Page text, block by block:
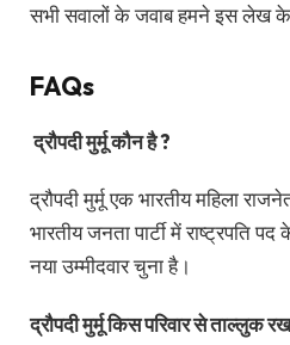
सभी सवालों के जवाब हमने इस लेख
FAQs
द्रौपदी मुर्मू कौन है ?
द्रौपदी मुर्मू एक भारतीय महिला
भारतीय जनता पार्टी में राष्ट्रपति
नया उम्मीदवार चुना है।
द्रौपदी मुर्मू किस परिवार से ताल्लुक